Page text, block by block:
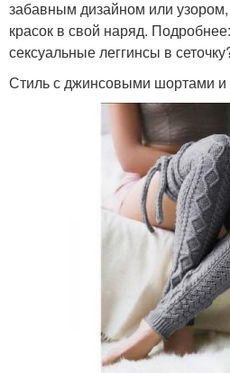
забавным дизайном или
красок в свой наряд.
сексуальные леггинсы в
Стиль с джинсовыми шортами и